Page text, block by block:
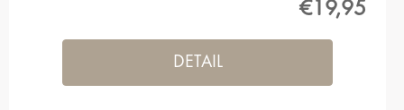
€19,95
DETAIL